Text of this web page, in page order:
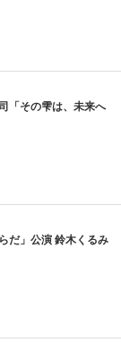
「その雫は、未来へ
だ」公演 鈴木くるみ